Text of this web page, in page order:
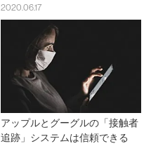
2020.06.17
アップルとグーグルの「接触者
追跡」システムは信頼できる